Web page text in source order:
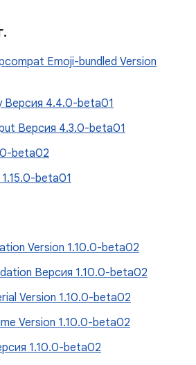
.
Emoji-bundled Version
Версия 4.4.0-beta01
Версия 4.3.0-beta01
beta02
beta01
Version 1.10.0-beta02
Версия 1.10.0-beta02
Version 1.10.0-beta02
Version 1.10.0-beta02
1.10.0-beta02